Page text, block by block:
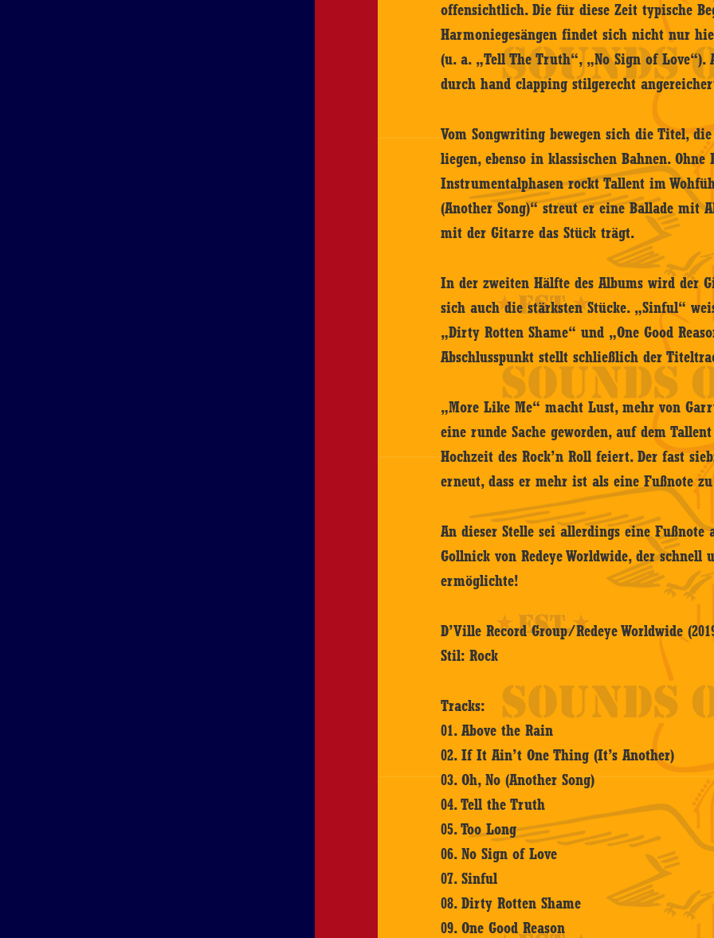
offensichtlich. Die für diese Zeit typische
Harmoniegesängen findet sich nicht nur
(u. a. „Tell The Truth“, „No Sign of
durch hand clapping stilgerecht
Vom Songwriting bewegen sich die Titel,
liegen, ebenso in klassischen Bahnen. Ohne
Instrumentalphasen rockt Tallent im
(Another Song)“ streut er eine Ballade mit
mit der Gitarre das Stück trägt.
In der zweiten Hälfte des Albums wird der
sich auch die stärksten Stücke. „Sinful“
„Dirty Rotten Shame“ und „One Good
Abschlusspunkt stellt schließlich der
„More Like Me“ macht Lust, mehr von
eine runde Sache geworden, auf dem
Hochzeit des Rock’n Roll feiert. Der fast
erneut, dass er mehr ist als eine Fußnote
An dieser Stelle sei allerdings eine
Gollnick von Redeye Worldwide, der
ermöglichte!
D’Ville Record Group/Redeye Worldwide
Stil: Rock
Tracks:
01. Above the Rain
02. If It Ain’t One Thing (It’s Another)
03. Oh, No (Another Song)
04. Tell the Truth
05. Too Long
06. No Sign of Love
07. Sinful
08. Dirty Rotten Shame
09. One Good Reason